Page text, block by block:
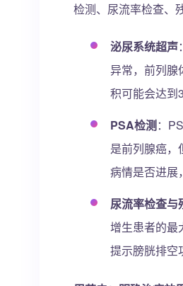
检测、尿流率检查、
泌尿系统超声
异常，前列腺
积可能会达到
PSA检测：
是前列腺癌
病情是否进展
尿流率检查与
增生患者的最
提示膀胱排空